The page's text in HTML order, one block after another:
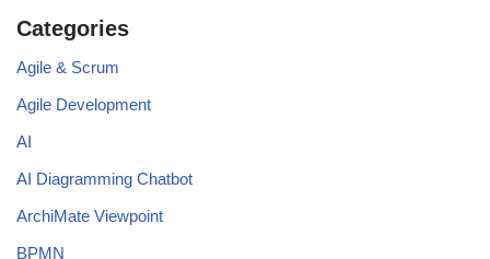
Categories
Agile & Scrum
Agile Development
AI
AI Diagramming Chatbot
ArchiMate Viewpoint
BPMN